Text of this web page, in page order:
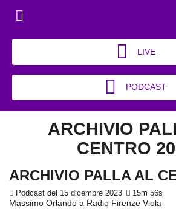
LIVE
PODCAST
ARCHIVIO
CENTRO
ARCHIVIO PALLA AL
Podcast del 15 dicembre 2023 15m 56s
Massimo Orlando a Radio Firenze Viola